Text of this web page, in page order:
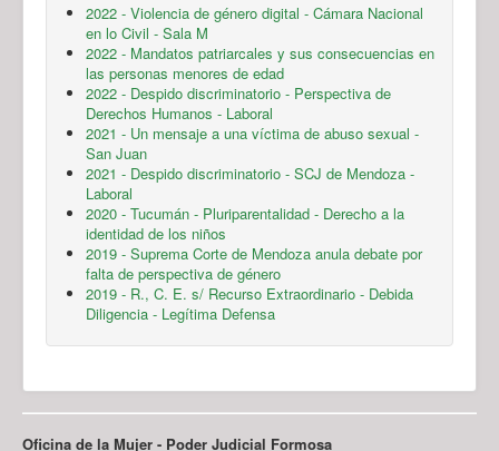
2022 - Violencia de género digital - Cámara Nacional
en lo Civil - Sala M
2022 - Mandatos patriarcales y sus consecuencias en
las personas menores de edad
2022 - Despido discriminatorio - Perspectiva de
Derechos Humanos - Laboral
2021 - Un mensaje a una víctima de abuso sexual -
San Juan
2021 - Despido discriminatorio - SCJ de Mendoza -
Laboral
2020 - Tucumán - Pluriparentalidad - Derecho a la
identidad de los niños
2019 - Suprema Corte de Mendoza anula debate por
falta de perspectiva de género
2019 - R., C. E. s/ Recurso Extraordinario - Debida
Diligencia - Legítima Defensa
Oficina de la Mujer - Poder Judicial Formosa